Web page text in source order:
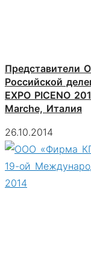
Представители
Российской
EXPO PICENO
Marche, Италия
26.10.2014